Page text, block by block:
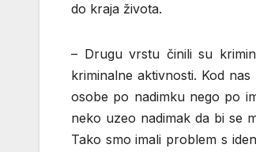
do kraja života.
– Drugu vrstu činili su
kriminalne aktivnosti. Kod
osobe po nadimku nego po
neko uzeo nadimak da bi se
Tako smo imali problem s